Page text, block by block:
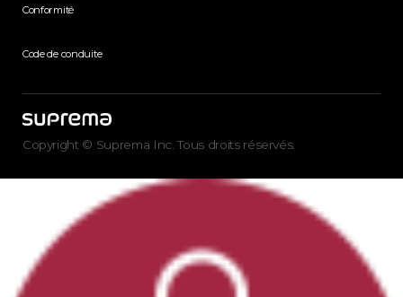
Conformité
Code de conduite
Copyright © Suprema Inc. Tous droits réservés.